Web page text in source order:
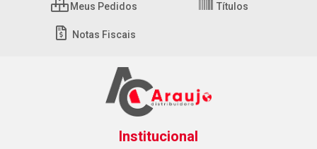
Meus Pedidos Títulos
Notas Fiscais
Institucional